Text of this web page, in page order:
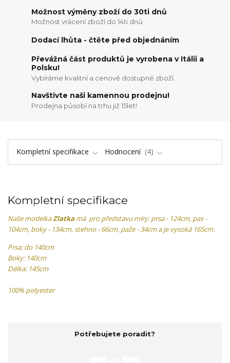
Možnost výměny zboží do 30ti dnů
Možnost vrácení zboží do 14ti dnů
Dodací lhůta - čtěte před objednáním
Převážná část produktů je vyrobena v Itálii a
Polsku!
Vybíráme kvalitní a cenově dostupné zboží.
Navštivte naši kamennou prodejnu!
Prodejna působí na trhu již 15let!
Kompletní specifikace Hodnocení 4
Kompletní specifikace
Naše modelkaZlatkamá pro představu míry: prsa - 124cm, pas -
104cm, boky - 134cm, stehno - 66cm, paže - 34cm a je vysoká 165cm.
Prsa: do 140cm
Boky: 140cm
Délka: 145cm
100% polyester
Potřebujete poradit?